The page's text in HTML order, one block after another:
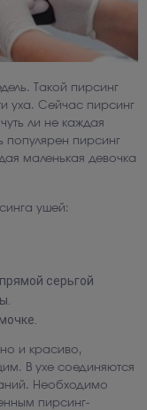
Такой пирсинг
уха. Сейчас пирсинг
ли не каждая
популярен пирсинг
маленькая девочка
ушей:
серьгой
и красиво,
В ухе соединяются
Необходимо
пирсинг-